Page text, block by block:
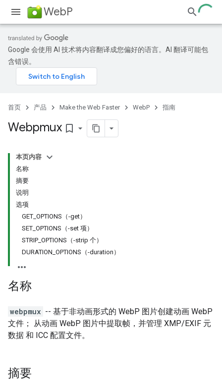
WebP
Google 会使用 AI 技术将内容翻译成您偏好的语言。AI 翻译可能包
含错误。
首页 产品 Make the Web Faster WebP 指南
Webpmux bookmark_border
本页内容
名称
摘要
说明
选项
GET_OPTIONS（-get）
SET_OPTIONS（-set 项）
STRIP_OPTIONS（-strip 个）
DURATION_OPTIONS（-duration）
名称
webpmux -- 基于非动画形式的 WebP 图片创建动画 WebP
文件； 从动画 WebP 图片中提取帧，并管理 XMP/EXIF 元
数据 和 ICC 配置文件。
摘要